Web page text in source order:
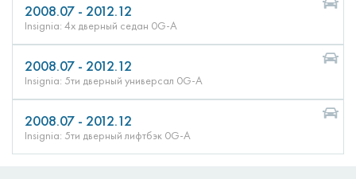
2008.07 - 2012.12
Insignia: 4х дверный седан 0G-A
2008.07 - 2012.12
Insignia: 5ти дверный универсал 0G-A
2008.07 - 2012.12
Insignia: 5ти дверный лифтбэк 0G-A